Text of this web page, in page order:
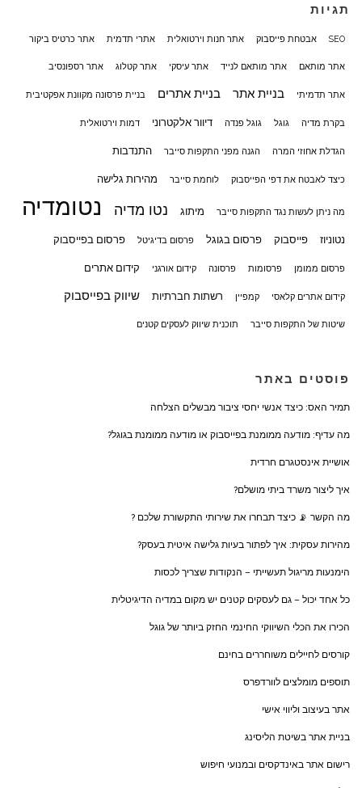
תגיות
SEO אבטחת פייסבוק אתר חנות וירטואלית אתרי תדמית אתר כרטיס ביקור
אתר מותאם אתר מותאם לנייד אתר עיסקי אתר קטלוג אתר רספונסיב
אתר תדמיתי בניית אתר בניית אתרים בניית פרסונה מקוונת אפקטיבית
בקרת מדיה גוגל גוגל פנדה דיוור אלקטרוני דמות וירטואלית
הגדלת אחוזי המרה הגנה מפני התקפות סייבר התנדבות
כיצד לאבטח את דפי הפייסבוק לוחמת סייבר מהירות גלישה
מה ניתן לעשות נגד התקפות סייבר מיתוג נטו מדיה נטומדיה
נטוניוז פייסבוק פרסום בגוגל פרסום בדיגיטל פרסום בפייסבוק
פרסום ממומן פרסומות פרסונה קידום אורגני קידום אתרים
קידום אתרים קלאסי קמפיין רשתות חברתיות שיווק בפייסבוק
שיטות של התקפות סייבר תוכנית שיווק לעסקים קטנים
פוסטים באתר
תמיר האס: כיצד אנשי יחסי ציבור מבשלים הצלחה
מה עדיף: מודעה ממומנת בפייסבוק או מודעה ממומנת בגוגל?
אושיית אינסטגרם חרדית
איך ליצור משרד ביתי מושלם?
מה הקשר 📡 כיצד תבחרו את שירותי התקשורת שלכם ?
מהירות עסקית: איך לפתור בעיות גלישה איטית בעסק?
הימנעות מריגול תעשייתי – הנקודות שצריך לכסות
כל אחד יכול – גם לעסקים קטנים יש מקום במדיה הדיגיטלית
הכירו את הכלי השיווקי החינמי החזק ביותר של גוגל
קורסים לחיילים משוחררים בחינם
תוספים מומלצים לוורדפרס
אתר בעיצוב וליווי אישי
בניית אתר בשיטת הליסינג
רישום אתר באינדקסים ובמנועי חיפוש